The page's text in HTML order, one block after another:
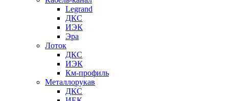
Legrand
ДКС
ИЭК
Эра
Лоток
ДКС
ИЭК
Км-профиль
Металлорукав
ДКС